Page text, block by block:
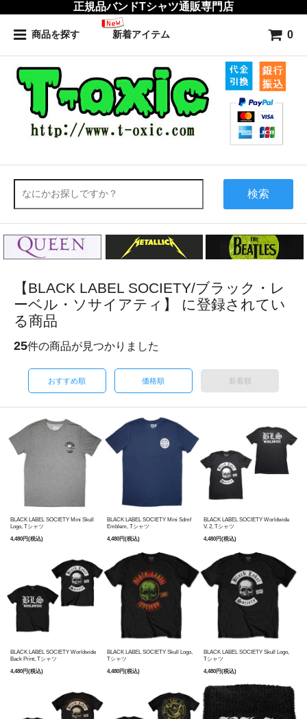
正規品バンドTシャツ通販専門店
商品を探す 新着アイテム 0
検索
【BLACK LABEL SOCIETY/ブラック・レ
ーベル・ソサイアティ】 に登録されてい
る商品
25件の商品が見つかりました
おすすめ順 価格順 新着順
BLACK LABEL SOCIETY Mini Skull
Logo, Tシャツ
4,480円(税込)
BLACK LABEL SOCIETY Mini Sdmf
Emblem, Tシャツ
4,480円(税込)
BLACK LABEL SOCIETY Worldwide
V. 2, Tシャツ
4,480円(税込)
BLACK LABEL SOCIETY Worldwide
Back Print, Tシャツ
4,480円(税込)
BLACK LABEL SOCIETY Skull Logo,
Tシャツ
4,480円(税込)
BLACK LABEL SOCIETY Skull Logo,
Tシャツ
4,480円(税込)